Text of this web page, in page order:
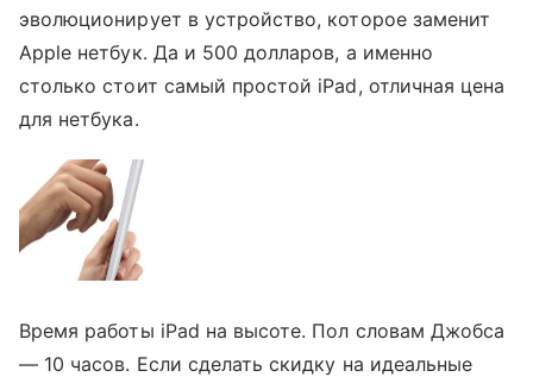
эволюционирует в устройство, которое заменит
Apple нетбук. Да и 500 долларов, а именно
столько стоит самый простой iPad, отличная цена
для нетбука.
Время работы iPad на высоте. Пол словам Джобса
— 10 часов. Если сделать скидку на идеальные